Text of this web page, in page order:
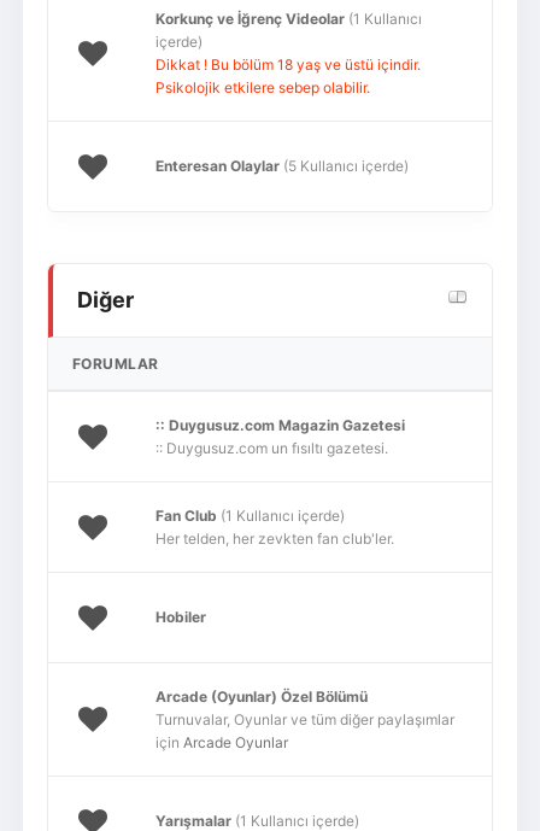
Korkunç ve İğrenç Videolar (1 Kullanıcı
içerde)
Dikkat ! Bu bölüm 18 yaş ve üstü içindir.
Psikolojik etkilere sebep olabilir.
Enteresan Olaylar (5 Kullanıcı içerde)
Diğer
FORUMLAR
:: Duygusuz.com Magazin Gazetesi
:: Duygusuz.com un fısıltı gazetesi.
Fan Club (1 Kullanıcı içerde)
Her telden, her zevkten fan club'ler.
Hobiler
Arcade (Oyunlar) Özel Bölümü
Turnuvalar, Oyunlar ve tüm diğer paylaşımlar
için Arcade Oyunlar
Yarışmalar (1 Kullanıcı içerde)